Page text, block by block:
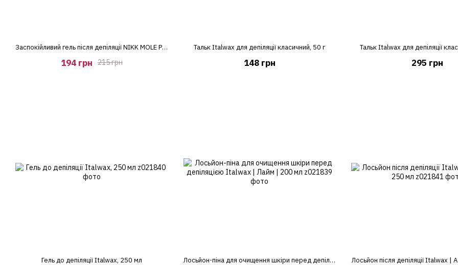
Заспокійливий гель після депіляції NIKK MOLE Post-Correction SOOTHING GEL, 100 мл
215 грн
194 грн
Тальк Italwax для депіляції класичний, 50 г
148 грн
Тальк Italwax для депіляції
295 грн
Гель до депіляції Italwax, 250 мл Лосьйон-піна для очищення шкіри перед депіляцією Italwax | Лайм | 200 мл Лосьйон після депіляції Italwax |